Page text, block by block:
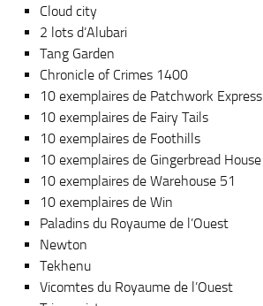
Cloud city
2 lots d’Alubari
Tang Garden
Chronicle of Crimes 1400
10 exemplaires de Patchwork Express
10 exemplaires de Fairy Tails
10 exemplaires de Foothills
10 exemplaires de Gingerbread House
10 exemplaires de Warehouse 51
10 exemplaires de Win
Paladins du Royaume de l’Ouest
Newton
Tekhenu
Vicomtes du Royaume de l’Ouest